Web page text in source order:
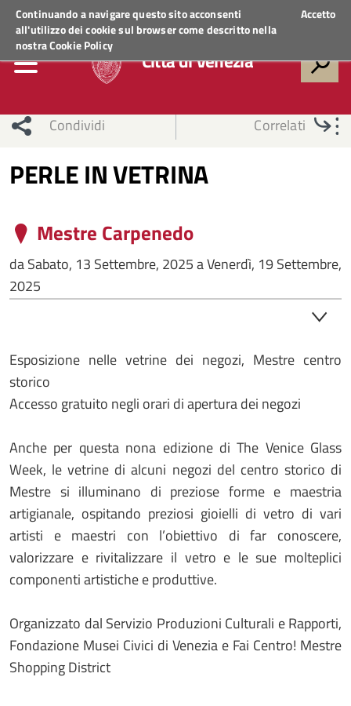
Continuando a navigare questo sito acconsenti
all'utilizzo dei cookie sul browser come descritto nella
nostraCookie Policy
Accetto
Regione VenetoACCEDI AI SERVIZI
Città di Venezia
Condividi Correlati
PERLE IN VETRINA
Mestre Carpenedo
daSabato, 13 Settembre, 2025aVenerdì, 19 Settembre,
2025
Esposizione nelle vetrine dei negozi, Mestre centro
storico
Accesso gratuito negli orari di apertura dei negozi
Anche per questa nona edizione di The Venice Glass
Week, le vetrine di alcuni negozi del centro storico di
Mestre si illuminano di preziose forme e maestria
artigianale, ospitando preziosi gioielli di vetro di vari
artisti e maestri con l’obiettivo di far conoscere,
valorizzare e rivitalizzare il vetro e le sue molteplici
componenti artistiche e produttive.
Organizzato dal Servizio Produzioni Culturali e Rapporti,
Fondazione Musei Civici di Venezia e Fai Centro! Mestre
Shopping District